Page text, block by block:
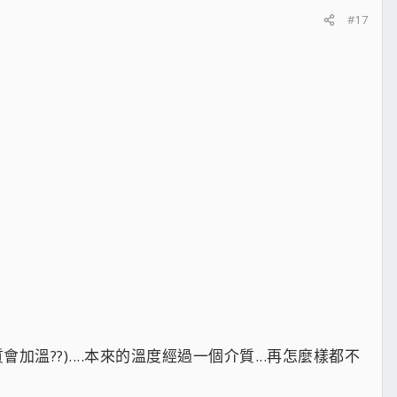
#17
加溫??)....本來的溫度經過一個介質...再怎麼樣都不